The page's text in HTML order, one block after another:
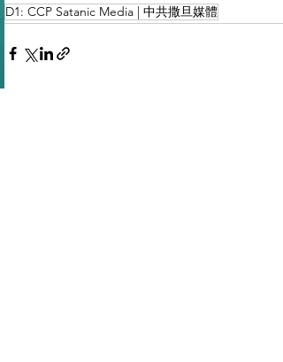
D1: CCP Satanic Media | 中共撒旦媒體